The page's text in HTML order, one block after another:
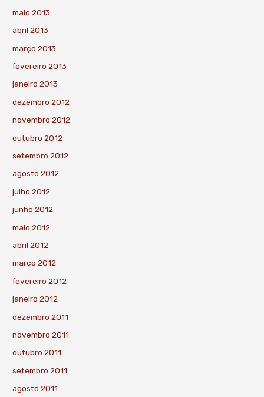
maio 2013
abril 2013
março 2013
fevereiro 2013
janeiro 2013
dezembro 2012
novembro 2012
outubro 2012
setembro 2012
agosto 2012
julho 2012
junho 2012
maio 2012
abril 2012
março 2012
fevereiro 2012
janeiro 2012
dezembro 2011
novembro 2011
outubro 2011
setembro 2011
agosto 2011